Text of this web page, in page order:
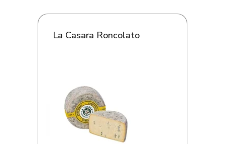
La Casara Roncolato